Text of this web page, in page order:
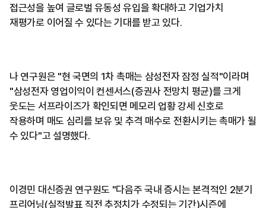
접근성을 높여 글로벌 유동성 유입을 확대하고 기업가치
재평가로 이어질 수 있다는 기대를 받고 있다.
나 연구원은 "현 국면의 1차 촉매는 삼성전자 잠정 실적"이라며
"삼성전자 영업이익이 컨센서스(증권사 전망치 평균)를 크게
웃도는 서프라이즈가 확인되면 메모리 업황 강세 신호로
작용하며 매도 심리를 보유 및 추격 매수로 전환시키는 촉매가 될
수 있다"고 설명했다.
이경민 대신증권 연구원도 "다음주 국내 증시는 본격적인 2분기
프리어닝(실적발표 직전 추정치가 수정되는 기간)시즌에